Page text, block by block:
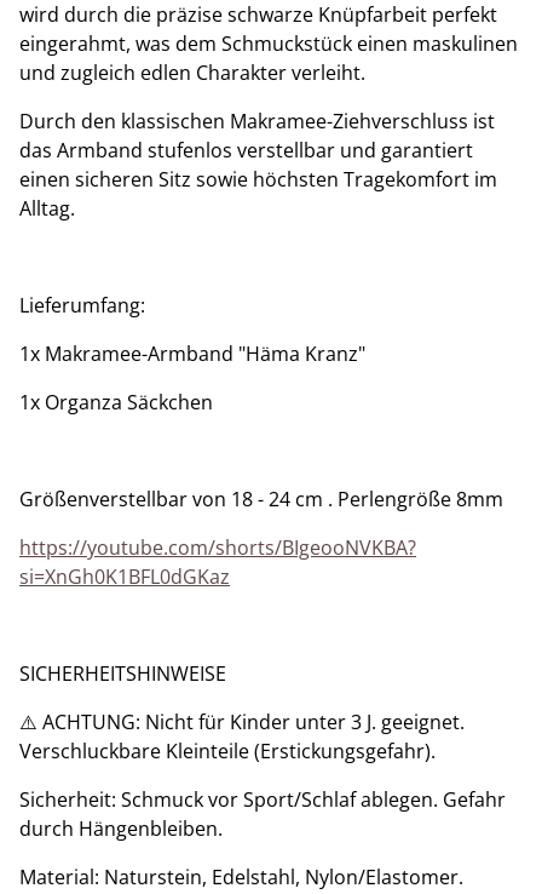
wird durch die präzise schwarze Knüpfarbeit perfekt
eingerahmt, was dem Schmuckstück einen maskulinen
und zugleich edlen Charakter verleiht.
​Durch den klassischen Makramee-Ziehverschluss ist
das Armband stufenlos verstellbar und garantiert
einen sicheren Sitz sowie höchsten Tragekomfort im
Alltag.
Lieferumfang:
​1x Makramee-Armband "Häma Kranz"
1x Organza Säckchen
Größenverstellbar von 18 - 24 cm . Perlengröße 8mm
https://youtube.com/shorts/BIgeooNVKBA?
si=XnGh0K1BFL0dGKaz
SICHERHEITSHINWEISE
⚠️ ACHTUNG: Nicht für Kinder unter 3 J. geeignet.
Verschluckbare Kleinteile (Erstickungsgefahr).
​Sicherheit: Schmuck vor Sport/Schlaf ablegen. Gefahr
durch Hängenbleiben.
​Material: Naturstein, Edelstahl, Nylon/Elastomer.